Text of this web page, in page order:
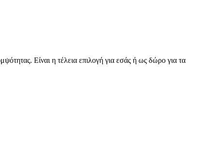
Είναι η τέλεια επιλογή για εσάς ή ως δώρο για τα